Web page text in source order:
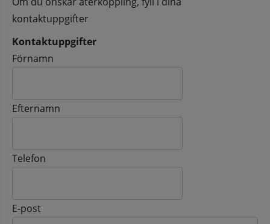
kontaktuppgifter
Kontaktuppgifter
Kontaktuppgifter
Förnamn
Efternamn
Telefon
E-post